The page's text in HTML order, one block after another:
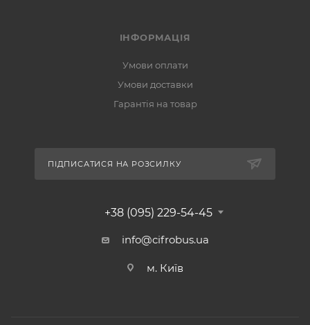
ІНФОРМАЦІЯ
Умови оплати
Умови доставки
Гарантія на товар
ПІДПИСАТИСЯ НА РОЗСИЛКУ
+38 (095) 229-54-45
info@cifrobus.ua
м. Київ